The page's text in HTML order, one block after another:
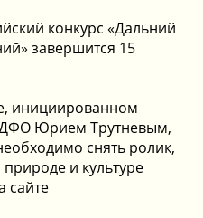
конкурс «Дальний
завершится 15
инициированном
Юрием Трутневым,
снять ролик,
и культуре
сайте